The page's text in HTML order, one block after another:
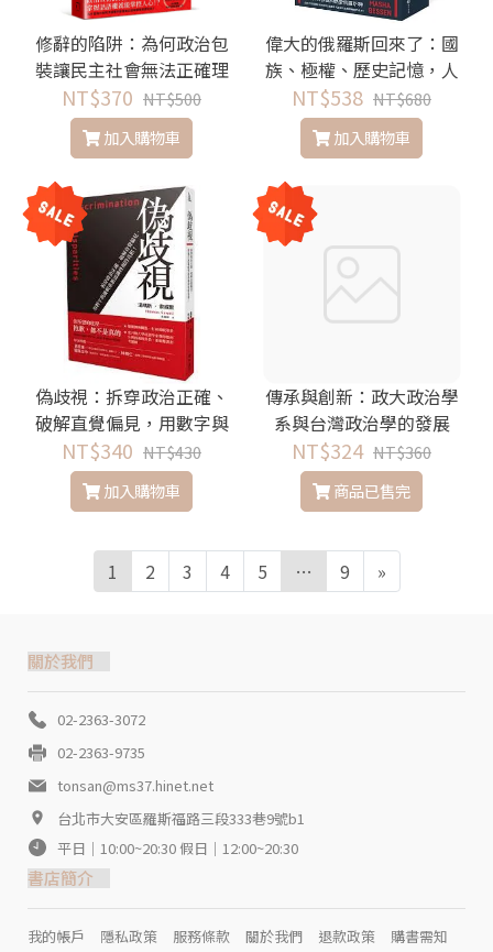
修辭的陷阱：為何政治包
裝讓民主社會無法正確理
解世界？
NT$370 NT$500
加入購物車
偉大的俄羅斯回來了：國
族、極權、歷史記憶，人
民為何再次臣屬於普丁的
國家？
NT$538 NT$680
加入購物車
偽歧視：拆穿政治正確、
破解直覺偏見，用數字與
邏輯重新認識歧視的真
相！
NT$340 NT$430
加入購物車
傳承與創新：政大政治學
系與台灣政治學的發展
NT$324 NT$360
商品已售完
1 2 3 4 5 … 9 »
關於我們
02-2363-3072
02-2363-9735
tonsan@ms37.hinet.net
台北市大安區羅斯福路三段333巷9號b1
平日｜10:00~20:30 假日｜12:00~20:30
書店簡介
我的帳戶 隱私政策 服務條款 關於我們 退款政策 購書需知